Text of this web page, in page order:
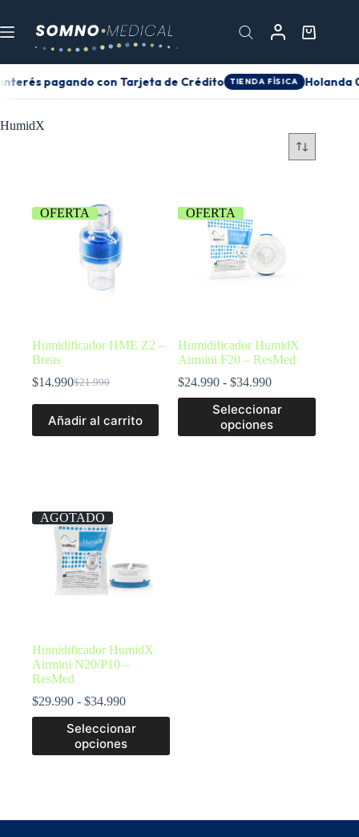
pagando con Tarjeta de Crédito TIENDA FÍSICA Holanda
HumidX
OFERTA
Humidificador HME Z2 –
Breas
$21.990
$14.990
Añadir al carrito
OFERTA
Humidificador HumidX
Airmini F20 – ResMed
$24.990 - $34.990
Seleccionar
opciones
AGOTADO
Humidificador HumidX
Airmini N20/P10 –
ResMed
$29.990 - $34.990
Seleccionar
opciones